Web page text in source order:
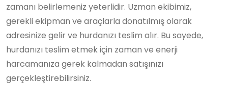
zamanı belirlemeniz yeterlidir. Uzman ekibimiz,
gerekli ekipman ve araçlarla donatılmış olarak
adresinize gelir ve hurdanızı teslim alır. Bu sayede,
hurdanızı teslim etmek için zaman ve enerji
harcamanıza gerek kalmadan satışınızı
gerçekleştirebilirsiniz.